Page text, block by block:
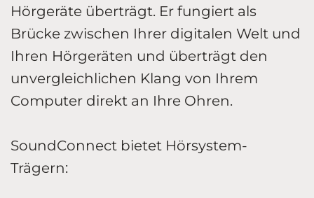
Hörgeräte überträgt. Er fungiert als
Brücke zwischen Ihrer digitalen Welt und
Ihren Hörgeräten und überträgt den
unvergleichlichen Klang von Ihrem
Computer direkt an Ihre Ohren.
SoundConnect bietet Hörsystem-
Trägern: